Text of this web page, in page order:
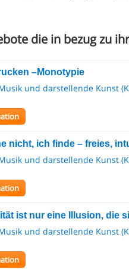
die in bezug zu
–Monotypie
und darstellende Kunst
nicht, ich finde – freies,
und darstellende Kunst
ist nur eine Illusion, die
und darstellende Kunst